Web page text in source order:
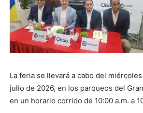
La feria se llevará a cabo del
julio de 2026, en los parqueos del
en un horario corrido de 10:00 a.m. a